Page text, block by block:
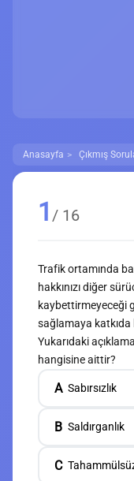
Anasayfa Çıkmış
1 / 16
Trafik ortamında
hakkınızı diğer
kaybettirmeyeceği
sağlamaya katkıda
Yukarıdaki
hangisine aittir?
A Sabırsızlık
B Saldırganlık
C